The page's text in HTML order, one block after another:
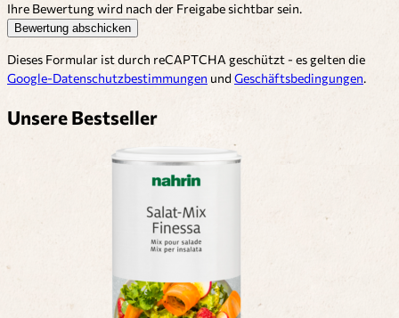
Ihre Bewertung wird nach der Freigabe sichtbar sein.
Bewertung abschicken
Dieses Formular ist durch reCAPTCHA geschützt - es gelten die
Google-Datenschutzbestimmungen und Geschäftsbedingungen.
Unsere Bestseller